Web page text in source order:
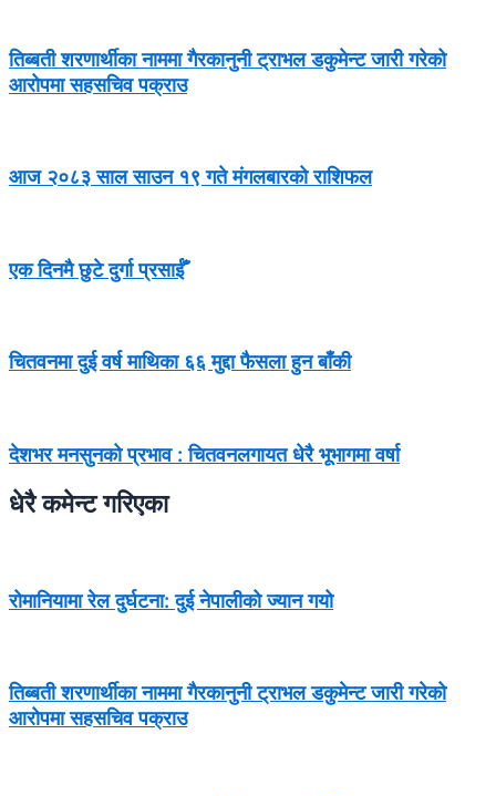
तिब्बती शरणार्थीका नाममा गैरकानुनी ट्राभल डकुमेन्ट जारी गरेको
आरोपमा सहसचिव पक्राउ
आज २०८३ साल साउन १९ गते मंगलबारको राशिफल
एक दिनमै छुटे दुर्गा प्रसाईँ
चितवनमा दुई वर्ष माथिका ६६ मुद्दा फैसला हुन बाँकी
देशभर मनसुनको प्रभाव : चितवनलगायत धेरै भूभागमा वर्षा
धेरै कमेन्ट गरिएका
रोमानियामा रेल दुर्घटना: दुई नेपालीको ज्यान गयो
तिब्बती शरणार्थीका नाममा गैरकानुनी ट्राभल डकुमेन्ट जारी गरेको
आरोपमा सहसचिव पक्राउ